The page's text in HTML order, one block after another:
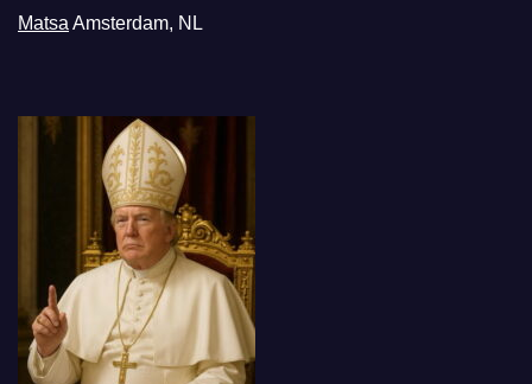
Matsa Amsterdam, NL